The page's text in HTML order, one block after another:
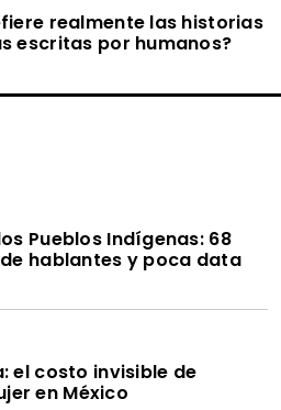
realmente las historias
escritas por humanos?
Pueblos Indígenas: 68
hablantes y poca data
el costo invisible de
en México